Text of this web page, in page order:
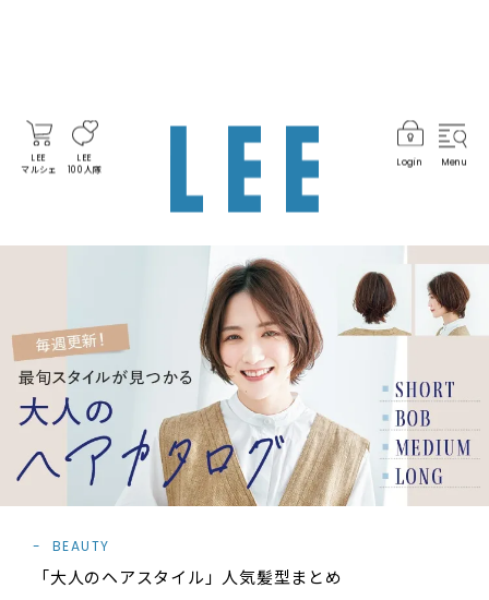
LEE
マルシェ
LEE
100人隊
Login Menu
BEAUTY
「大人のヘアスタイル」人気髪型まとめ